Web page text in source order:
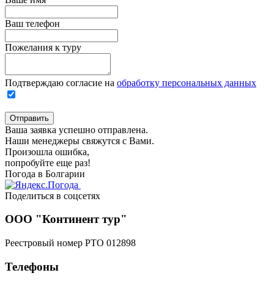
Ваш телефон
Пожелания к туру
Подтверждаю согласие на обработку персональных данных
Отправить
Ваша заявка успешно отправлена.
Наши менеджеры свяжутся с Вами.
Произошла ошибка,
попробуйте еще раз!
Погода в Болгарии
Поделиться в соцсетях
ООО "Континент тур"
Реестровый номер РТО 012898
Телефоны